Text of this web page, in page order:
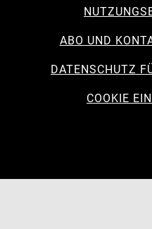
ABO UND
DATENSCHUTZ
COOKIE